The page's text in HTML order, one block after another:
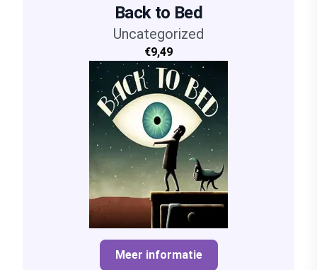
Back to Bed
Uncategorized
€9,49
Meer informatie